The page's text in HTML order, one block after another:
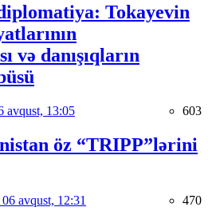
Tokayevin
və danışıqların
avqust, 13:05 603
öz “TRIPP”lərini
06 avqust, 12:31 470